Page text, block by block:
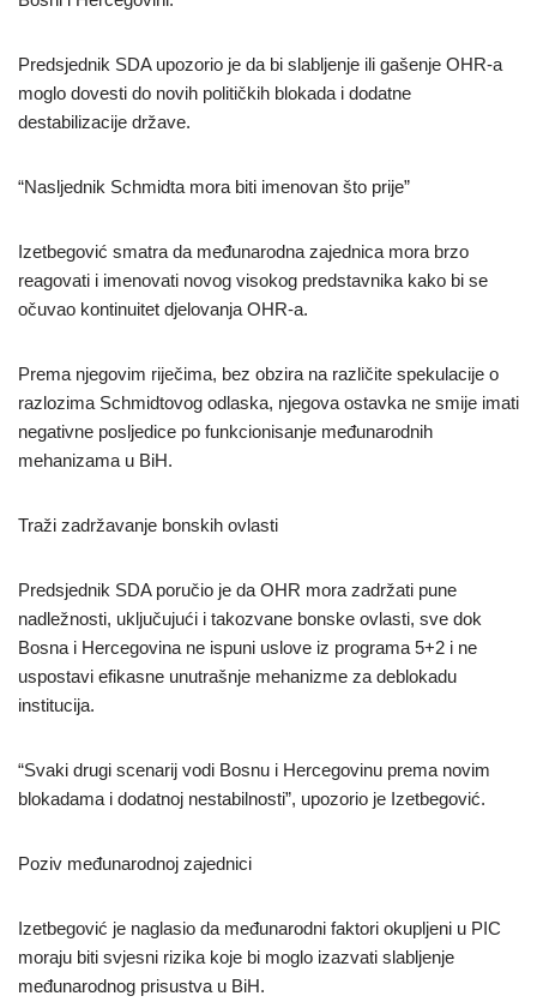
Predsjednik SDA upozorio je da bi slabljenje ili gašenje OHR-a
moglo dovesti do novih političkih blokada i dodatne
destabilizacije države.
“Nasljednik Schmidta mora biti imenovan što prije”
Izetbegović smatra da međunarodna zajednica mora brzo
reagovati i imenovati novog visokog predstavnika kako bi se
očuvao kontinuitet djelovanja OHR-a.
Prema njegovim riječima, bez obzira na različite spekulacije o
razlozima Schmidtovog odlaska, njegova ostavka ne smije imati
negativne posljedice po funkcionisanje međunarodnih
mehanizama u BiH.
Traži zadržavanje bonskih ovlasti
Predsjednik SDA poručio je da OHR mora zadržati pune
nadležnosti, uključujući i takozvane bonske ovlasti, sve dok
Bosna i Hercegovina ne ispuni uslove iz programa 5+2 i ne
uspostavi efikasne unutrašnje mehanizme za deblokadu
institucija.
“Svaki drugi scenarij vodi Bosnu i Hercegovinu prema novim
blokadama i dodatnoj nestabilnosti”, upozorio je Izetbegović.
Poziv međunarodnoj zajednici
Izetbegović je naglasio da međunarodni faktori okupljeni u PIC
moraju biti svjesni rizika koje bi moglo izazvati slabljenje
međunarodnog prisustva u BiH.